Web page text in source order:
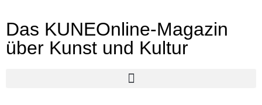
Das KUNEOnline-Magazin
über Kunst und Kultur